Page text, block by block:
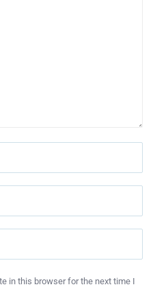
in this browser for the next time I